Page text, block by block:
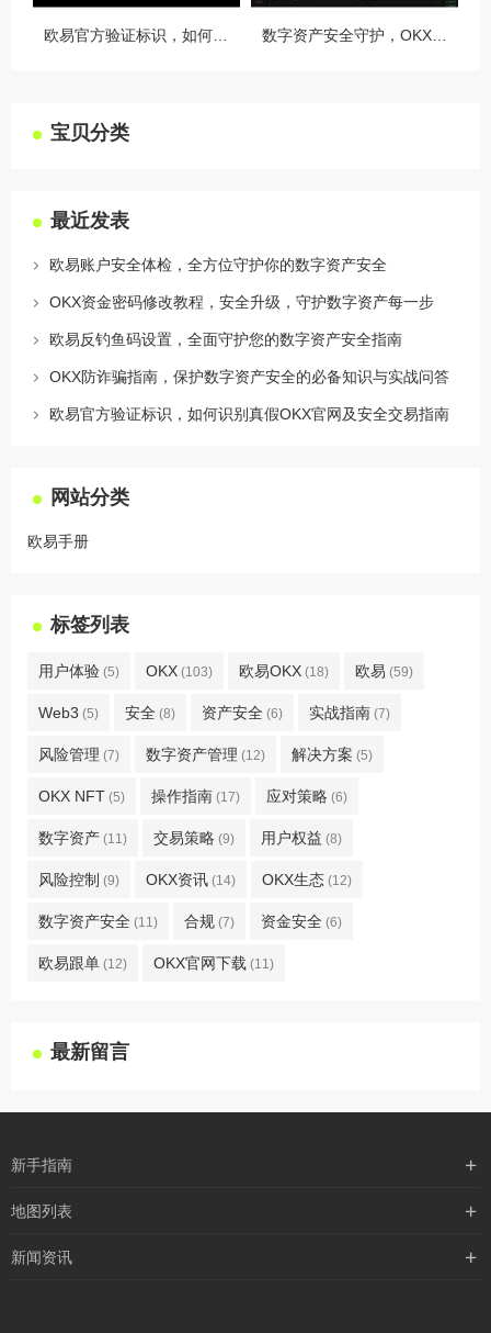
宝贝分类
最近发表
欧易账户安全体检，全方位守护你的数字资产安全
OKX资金密码修改教程，安全升级，守护数字资产每一步
欧易反钓鱼码设置，全面守护您的数字资产安全指南
OKX防诈骗指南，保护数字资产安全的必备知识与实战问答
欧易官方验证标识，如何识别真假OKX官网及安全交易指南
网站分类
欧易手册
标签列表
用户体验 (5) OKX (103) 欧易OKX (18) 欧易 (59)
Web3 (5) 安全 (8) 资产安全 (6) 实战指南 (7)
风险管理 (7) 数字资产管理 (12) 解决方案 (5)
OKX NFT (5) 操作指南 (17) 应对策略 (6)
数字资产 (11) 交易策略 (9) 用户权益 (8)
风险控制 (9) OKX资讯 (14) OKX生态 (12)
数字资产安全 (11) 合规 (7) 资金安全 (6)
欧易跟单 (12) OKX官网下载 (11)
最新留言
新手指南
购买流程
地图列表
最新文章
新闻资讯